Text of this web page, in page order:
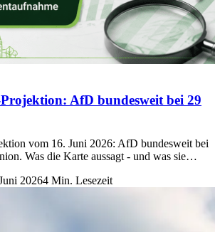
AfD bundesweit bei 29
vom 16. Juni 2026: AfD bundesweit bei
Was die Karte aussagt - und was sie…
20264 Min. Lesezeit